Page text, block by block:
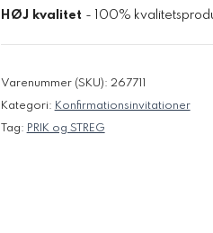
HØJ kvalitet - 100%
Varenummer (SKU): 267711
Kategori: Konfirmationsinvitationer
Tag: PRIK og STREG